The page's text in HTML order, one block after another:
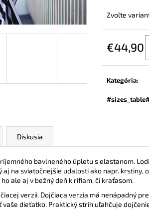
Zvoľte
€44,90
cena:
Kategória:
Diskusia
bavlneného úpletu s elastanom.
na sviatočnejšie udalosti ako napr. krstiny,
ale aj v bežný deň k rifiam, či kraťasom.
verzii. Dojčiaca verzia má nenápadný
vaše dieťatko. Praktický strih uľahčuje
NUDE
€44,90